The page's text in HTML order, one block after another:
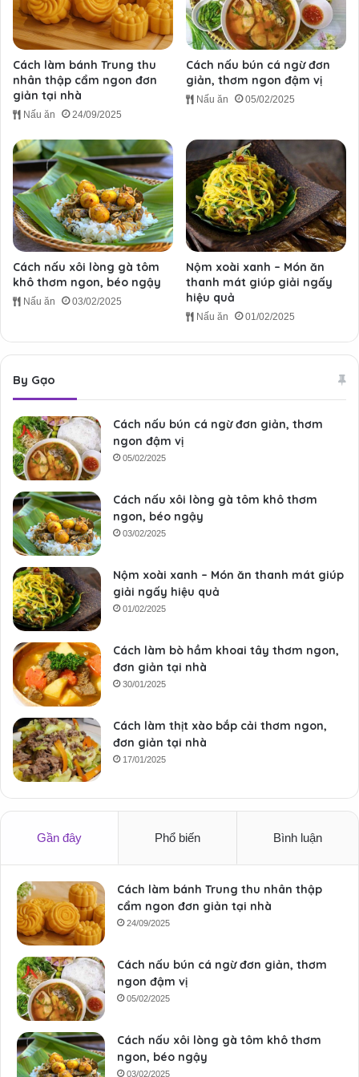
Cách làm bánh Trung thu
nhân thập cẩm ngon đơn
giản tại nhà
Nấu ăn 24/09/2025
Cách nấu bún cá ngừ đơn
giản, thơm ngon đậm vị
Nấu ăn 05/02/2025
Cách nấu xôi lòng gà tôm
khô thơm ngon, béo ngậy
Nấu ăn 03/02/2025
Nộm xoài xanh – Món ăn
thanh mát giúp giải ngấy
hiệu quả
Nấu ăn 01/02/2025
By Gạo
Cách nấu bún cá ngừ đơn giản, thơm
ngon đậm vị
05/02/2025
Cách nấu xôi lòng gà tôm khô thơm
ngon, béo ngậy
03/02/2025
Nộm xoài xanh – Món ăn thanh mát giúp
giải ngấy hiệu quả
01/02/2025
Cách làm bò hầm khoai tây thơm ngon,
đơn giản tại nhà
30/01/2025
Cách làm thịt xào bắp cải thơm ngon,
đơn giản tại nhà
17/01/2025
Gần đây Phổ biến Bình luận
Cách làm bánh Trung thu nhân thập
cẩm ngon đơn giản tại nhà
24/09/2025
Cách nấu bún cá ngừ đơn giản, thơm
ngon đậm vị
05/02/2025
Cách nấu xôi lòng gà tôm khô thơm
ngon, béo ngậy
03/02/2025